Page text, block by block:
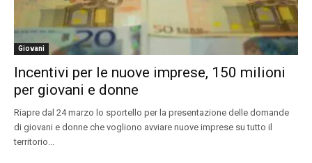
Giovani
Incentivi per le nuove imprese, 150 milioni
per giovani e donne
Riapre dal 24 marzo lo sportello per la presentazione delle domande
di giovani e donne che vogliono avviare nuove imprese su tutto il
territorio...